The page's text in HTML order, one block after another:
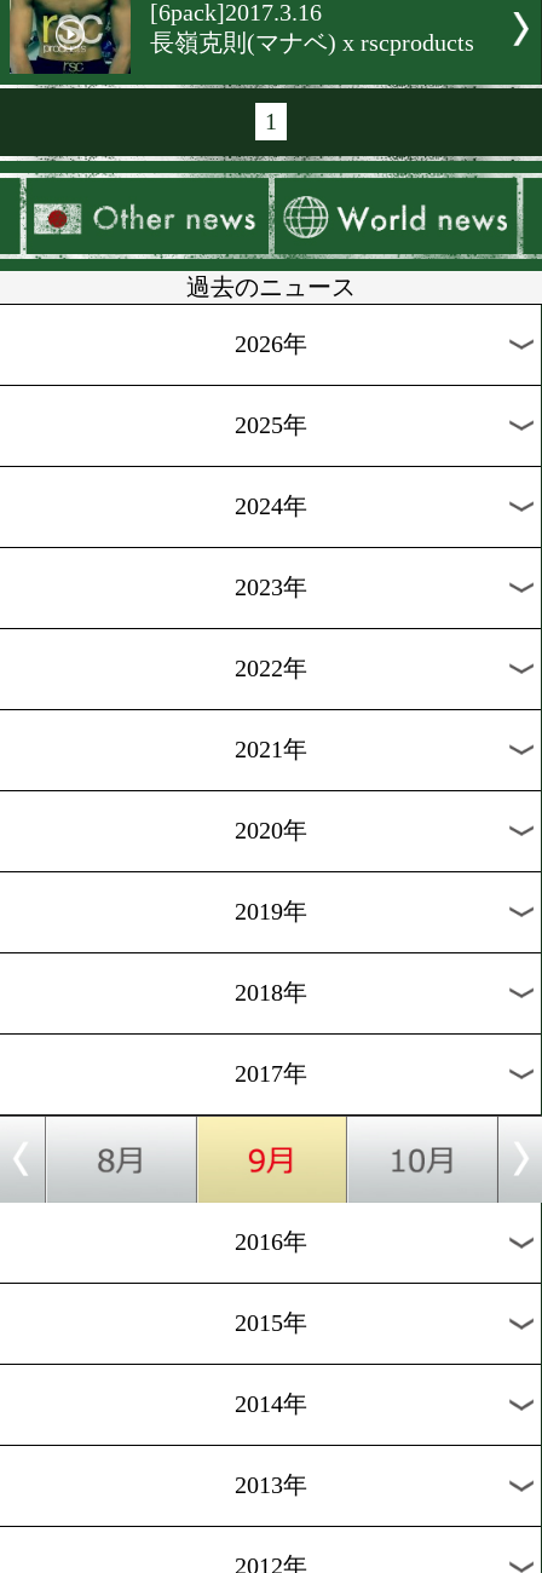
[6pack]2017.3.30
rscproducts x 渡部大介(ワ
[ニュース]2017.3.27
そろそろ田中恒成の動向
[告知]2017.3.25
rscproducts 名古屋限定ショ
へGO!
[6pack]2017.3.23
rscproducts
[6pack]2017.3.16
長嶺克則(マナベ) x
1
過去のニュース
2025年
2024年
2023年
2022年
2020年